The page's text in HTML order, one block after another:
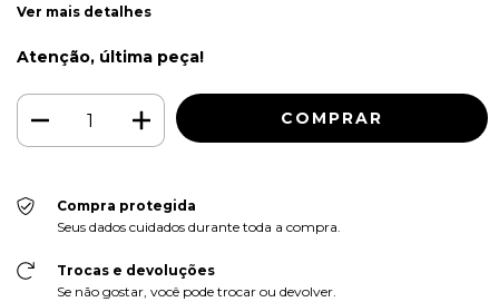
Ver mais detalhes
Atenção, última peça!
Compra protegida
Seus dados cuidados durante toda a compra.
Trocas e devoluções
Se não gostar, você pode trocar ou devolver.